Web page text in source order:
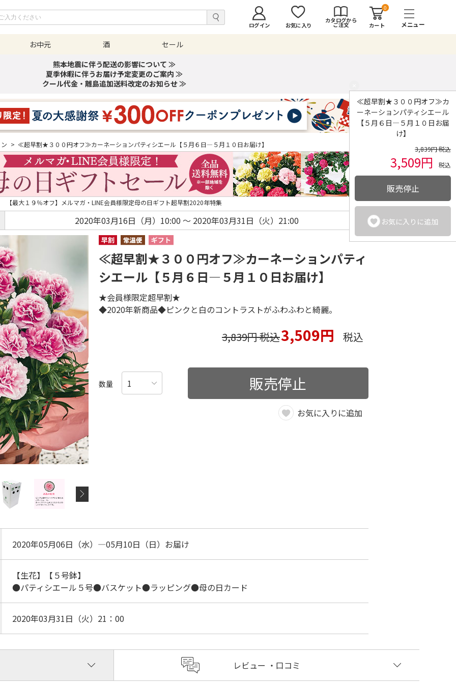
ログイン お気に入り
カタログから
ご注文
0
カート
お中元 酒
セール
熊本地震に伴う配送の影響について ≫
夏季休暇に伴うお届け予定変更のご案内 ≫
クール代金・離島追加送料改定のお知らせ ≫
> ≪超早割★３００円オフ≫カーネーションパティシエール【５月６日―５月１０日お届け】
≪超早割★３００円オフ≫カ
ーネーションパティシエール
【５月６日―５月１０日お届
け】
3,839円 税込
3,509円 税込
販売停止
お気に入りに追加
【最大１９％オフ】メルマガ・LINE会員様限定母の日ギフト超早割2020年特集
2020年03月16日（月）10:00 ～ 2020年03月31日（火）21:00
≪超早割★３００円オフ≫カーネーションパティ
シエール【５月６日―５月１０日お届け】
★会員様限定超早割★
◆2020年新商品◆ピンクと白のコントラストがふわふわと綺麗。
3,839円 税込3,509円 税込
数量 販売停止
お気に入りに追加
2020年05月06日（水）―05月10日（日）お届け
【生花】【５号鉢】
●パティシエール５号●バスケット●ラッピング●母の日カード
2020年03月31日（火）21：00
レビュー ・口コミ